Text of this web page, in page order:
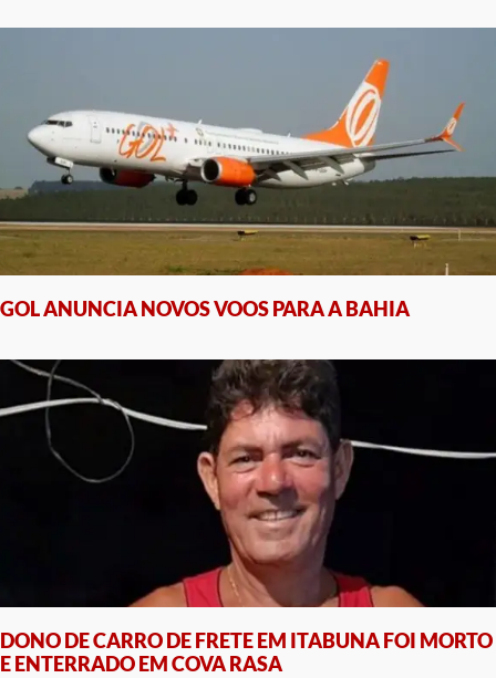
GOL ANUNCIA NOVOS VOOS PARA A BAHIA
DONO DE CARRO DE FRETE EM ITABUNA FOI MORTO
E ENTERRADO EM COVA RASA